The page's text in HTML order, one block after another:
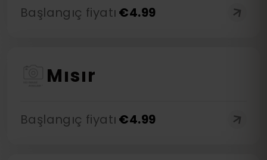
Başlangıç fiyatı €4.99
Mısır
Başlangıç fiyatı €4.99